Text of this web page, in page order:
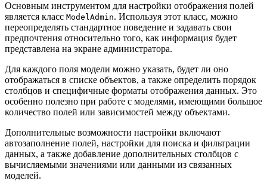
Основным инструментом для настройки отображения полей
является класс ModelAdmin. Используя этот класс, можно
переопределять стандартное поведение и задавать свои
предпочтения относительно того, как информация будет
представлена на экране администратора.
Для каждого поля модели можно указать, будет ли оно
отображаться в списке объектов, а также определить порядок
столбцов и специфичные форматы отображения данных. Это
особенно полезно при работе с моделями, имеющими большое
количество полей или зависимостей между объектами.
Дополнительные возможности настройки включают
автозаполнение полей, настройки для поиска и фильтрации
данных, а также добавление дополнительных столбцов с
вычисляемыми значениями или данными из связанных
моделей.